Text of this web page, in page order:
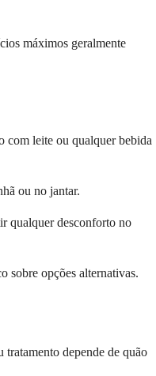
máximos geralmente
com leite ou qualquer bebida
ou no jantar.
qualquer desconforto no
sobre opções alternativas.
tratamento depende de quão